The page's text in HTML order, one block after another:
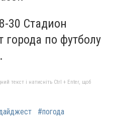
30 Стадион
по футболу
текст і натисніть Ctrl + Enter, щоб
#погода